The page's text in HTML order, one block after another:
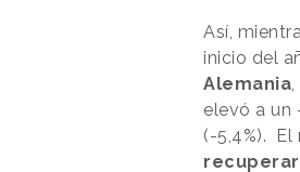
Así,
inicio del
Alemania
elevó a un
(-5,4%). El